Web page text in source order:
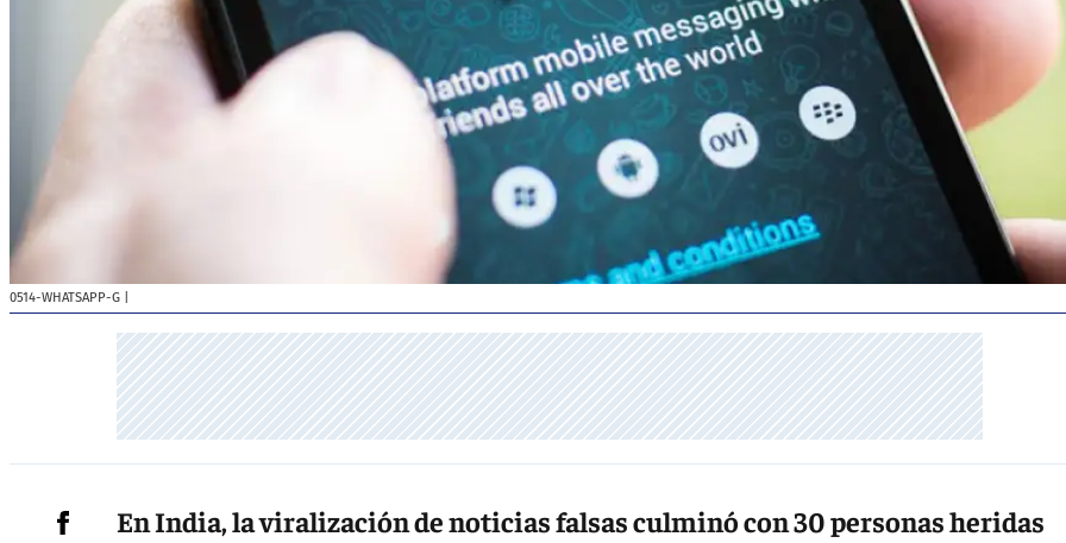
0514-WHATSAPP-G
En India, la viralización de noticias falsas culminó con 30 personas heridas